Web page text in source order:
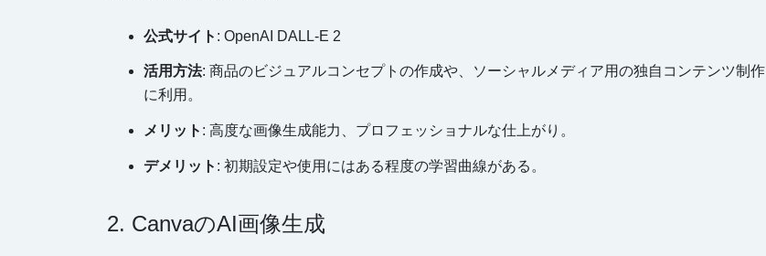
公式サイト : OpenAI DALL-E 2
活用方法: 商品のビジュアルコンセプトの作成や、ソーシャルメディア用の独自コンテンツ制作
に利用。
メリット : 高度な画像生成能力、プロフェッショナルな仕上がり。
デメリット : 初期設定や使用にはある程度の学習曲線がある。
2. CanvaのAI画像生成